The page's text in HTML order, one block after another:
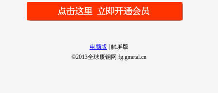
电脑版
触屏版
©2013全球废钢网 fg.gmetal.cn